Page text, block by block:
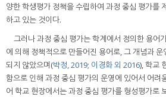
양한 학생평가 정책을 수립하여 과정 중심 평가를
하고 있는 것이다.
그러나 과정 중심 평가는 학계에서 정의한 용어
에 의해 정책적으로 만들어진 용어로, 그 개념과
되지 않았으며(박정, 2019; 이경화 외 2016), 학교
함으로 인해 과정 중심 평가의 운영에 있어서 어려
어 학교 현장에서는 과정 중심 평가를 형성평가로